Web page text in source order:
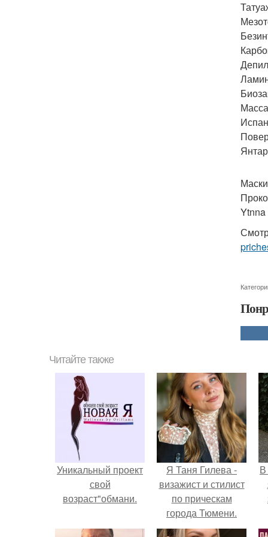
Ytnna
Читайте также
Уникальный проект
свой
возраст"обмани.
Я Таня Гилева -
визажист и стилист
по прическам
города Тюмени.
В